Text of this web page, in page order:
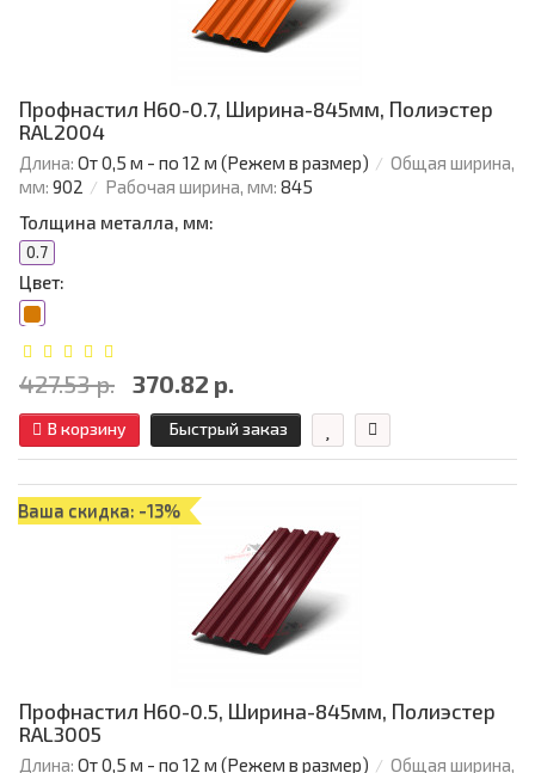
Профнастил Н60-0.7, Ширина-845мм, Полиэстер
RAL2004
Длина: От 0,5 м - по 12 м (Режем в размер)
Общая ширина,
мм: 902 Рабочая ширина, мм: 845
Толщина металла, мм:
0.7
Цвет:
427.53 р. 370.82 р.
В корзину Быстрый заказ
Ваша скидка: -13%
Профнастил Н60-0.5, Ширина-845мм, Полиэстер
RAL3005
Длина: От 0,5 м - по 12 м (Режем в размер)
Общая ширина,